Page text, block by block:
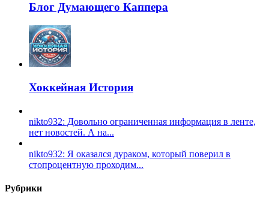
Блог Думающего Каппера
Хоккейная История
nikto932: Довольно ограниченная информация в ленте,
нет новостей. А на...
nikto932: Я оказался дураком, который поверил в
стопроцентную проходим...
Рубрики